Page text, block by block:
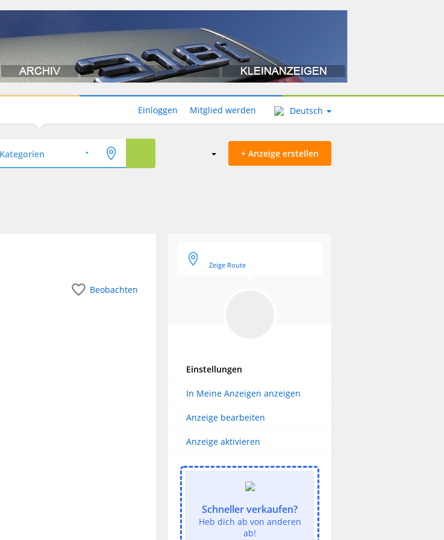
Einloggen Mitglied werden Deutsch
+ Anzeige erstellen
Beobachten
Zeige Route
Einstellungen
In Meine Anzeigen anzeigen
Anzeige bearbeiten
Anzeige aktivieren
Schneller verkaufen?
Heb dich ab von anderen
ab!